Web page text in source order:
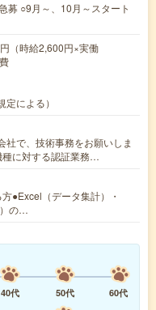
○9月～、10月～スタート
（時給2,600円×実働
による）
社で、技術事務をお願いしま
種に対する認証業務…
●Excel（データ集計）・
の…
40代 50代
60代